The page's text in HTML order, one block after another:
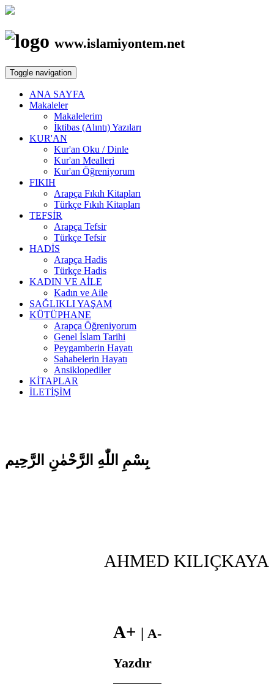
www.islamiyontem.net
Toggle navigation
ANA SAYFA
Makaleler
Makalelerim
İktibas (Alıntı) Yazıları
KUR'AN
Kur'an Oku / Dinle
Kur'an Mealleri
Kur'an Öğreniyorum
FIKIH
Arapça Fıkıh Kitapları
Türkçe Fıkıh Kitapları
TEFSİR
Arapça Tefsir
Türkçe Tefsir
HADİS
Arapça Hadis
Türkçe Hadis
KADIN VE AİLE
Kadın ve Aile
SAĞLIKLI YAŞAM
KÜTÜPHANE
Arapça Öğreniyorum
Genel İslam Tarihi
Peygamberin Hayatı
Sahabelerin Hayatı
Ansiklopediler
KİTAPLAR
İLETİŞİM
بِسْمِ اللّٰهِ الرَّحْمٰنِ الرَّحِيم
AHMED KILIÇKAYA
A+
A-
Yazdır